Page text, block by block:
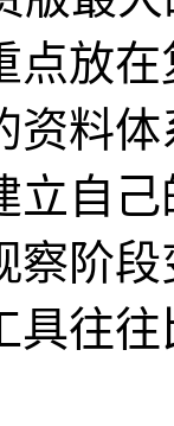
点放
资料
立自
察阶
具往